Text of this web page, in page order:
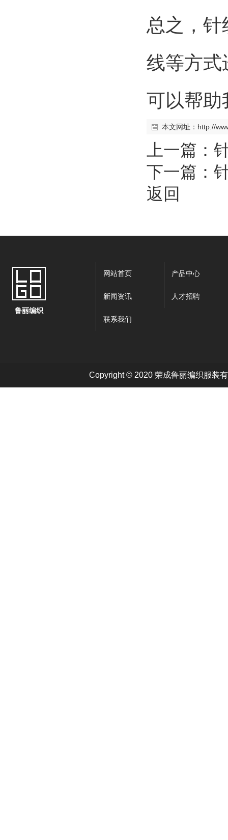
总之，针
线等方式
可以帮助
本文网址： http://
上一篇：
下一篇：
返回
鲁丽编织
网站首页 产品中心
新闻资讯 人才招聘
联系我们
Copyright © 2020 荣成鲁丽编织服装